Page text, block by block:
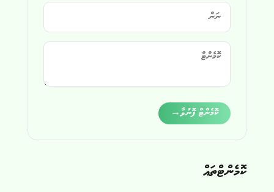
ކޮމެންޓް ފޮނުވާ→
ކޮމެންޓްތައް